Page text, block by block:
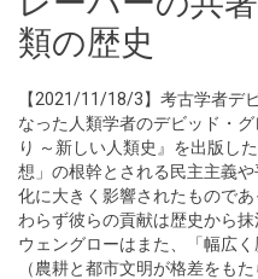
類の歴史
【2021/11/18/3】考古学者デ
なった人類学者のデビッド・
り ～新しい人類史』を出版し
想」の根幹とされる民主主義
化に大きく影響されたもので
わらず彼らの貢献は歴史から
ウェングローはまた、「幅広
（農耕と都市文明が格差をも